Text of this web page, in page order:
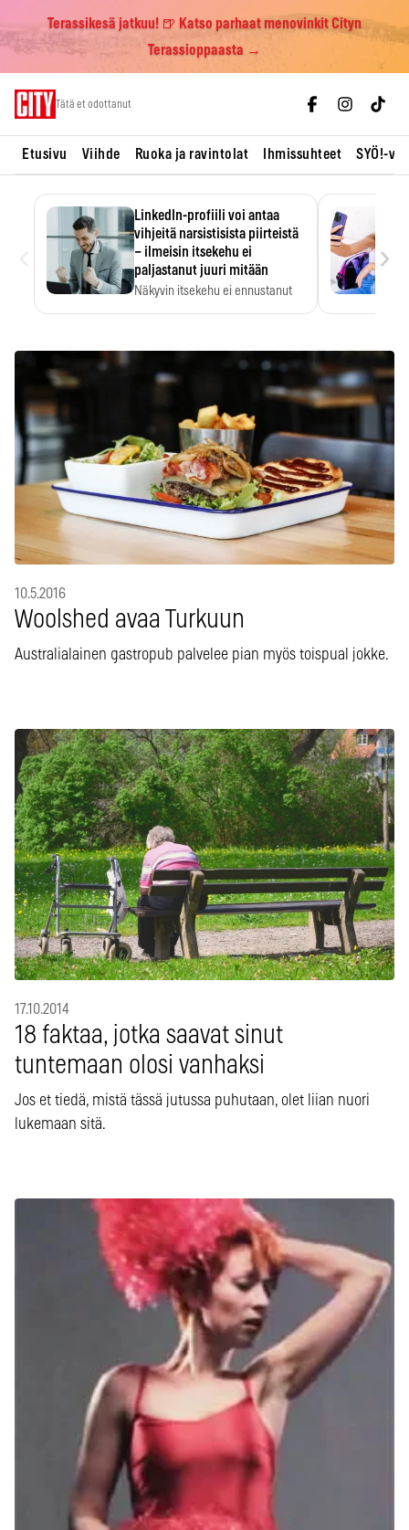
Terassikesä jatkuu! 🍺 Katso parhaat menovinkit Cityn
Terassioppaasta →
Tätä et odottanut
Etusivu Viihde Ruoka ja ravintolat Ihmissuhteet SYÖ!-
LinkedIn-profiili voi antaa
vihjeitä narsistisista piirteistä
– ilmeisin itsekehu ei
paljastanut juuri mitään
Näkyvin itsekehu ei ennustanut
›
10.5.2016
Woolshed avaa Turkuun
Australialainen gastropub palvelee pian myös toispual jokke.
17.10.2014
18 faktaa, jotka saavat sinut
tuntemaan olosi vanhaksi
Jos et tiedä, mistä tässä jutussa puhutaan, olet liian nuori
lukemaan sitä.